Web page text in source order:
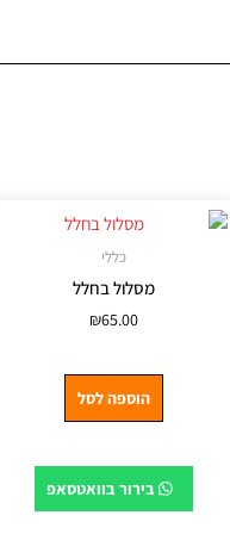
כללי
מסלול בחלל
₪65.00
הוספה לסל
בירור בוואטסאפ